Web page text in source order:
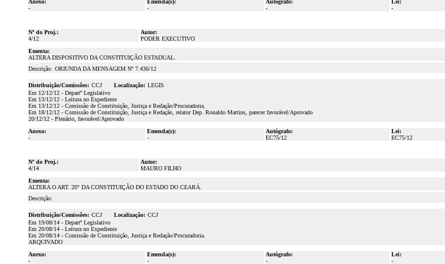
Anexo:
-
Emenda(s):
-
Autógrafo:
-
Lei:
-
Nº do Proj.:
4/12
Autor:
PODER EXECUTIVO
Ementa:
ALTERA DISPOSITIVO DA CONSTITUIÇÃO ESTADUAL.
Descrição: ORIUNDA DA MENSAGEM Nº 7.436/12
Distribuição/Comissões: CCJ Localização: LEGIS
Em 12/12/12 - Departº Legislativo
Em 13/12/12 - Leitura no Expediente
Em 13/12/12 - Comissão de Constituição, Justiça e Redação/Procuradoria.
Em 18/12/12 - Comissão de Constituição, Justiça e Redação, relator Dep. Ronaldo Martins, parecer favorável/Aprovado
20/12/12 - Plenário, favorável/Aprovado
Anexo:
-
Emenda(s):
-
Autógrafo:
EC75/12
Lei:
EC75/12
Nº do Proj.:
4/14
Autor:
MAURO FILHO
Ementa:
ALTERA O ART. 20° DA CONSTITUIÇÃO DO ESTADO DO CEARÁ.
Descrição:
Distribuição/Comissões: CCJ Localização: CCJ
Em 19/08/14 - Departº Legislativo
Em 20/08/14 - Leitura no Expediente
Em 20/08/14 - Comissão de Constituição, Justiça e Redação/Procuradoria.
ARQUIVADO
Anexo:
-
Emenda(s):
-
Autógrafo:
-
Lei:
-